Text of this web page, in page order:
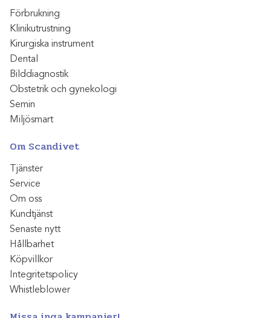
Förbrukning
Klinikutrustning
Kirurgiska instrument
Dental
Bilddiagnostik
Obstetrik och gynekologi
Semin
Miljösmart
Om Scandivet
Tjänster
Service
Om oss
Kundtjänst
Senaste nytt
Hållbarhet
Köpvillkor
Integritetspolicy
Whistleblower